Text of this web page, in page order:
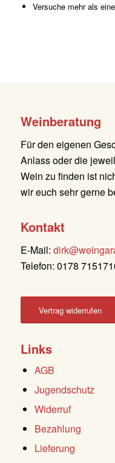
Versuche mehr als
Weinberatung
Für den eigenen
Anlass oder die
Wein zu finden ist
wir euch sehr gerne
Kontakt
E-Mail:
Telefon: 0178
Vertrag widerrufen
Links
AGB
Jugendschutz
Widerruf
Bezahlung
Lieferung